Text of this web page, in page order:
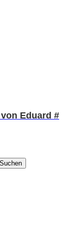
Eduard #
Suchen